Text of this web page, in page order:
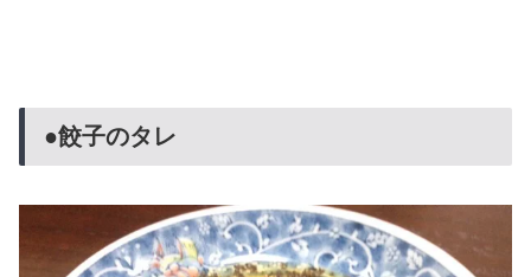
●餃子のタレ